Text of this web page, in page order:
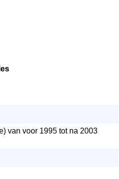
van voor 1995 tot na 2003